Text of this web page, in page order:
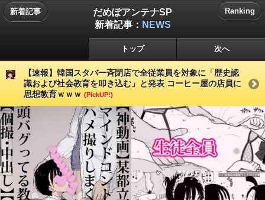
新着記事
だめぽアンテナSP
新着記事： NEWS
Ranking
トップ 次へ
【速報】韓国スタバ一斉閉店で全従業員を対象に「歴史認
識および社会教育を叩き込む」と発表 コーヒー屋の店員に
思想教育ｗｗｗ (PickUP!)